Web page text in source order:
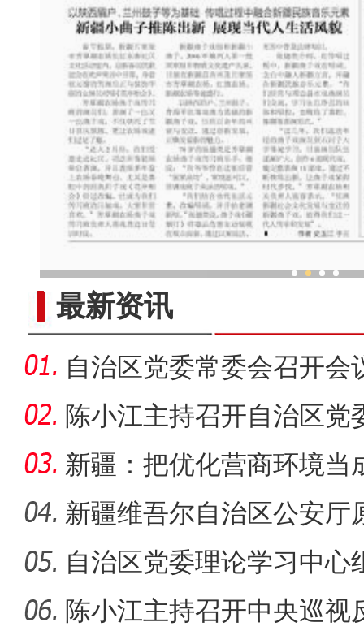
最新资讯
自治区党委常委会召开会
陈小江主持召开自治区党
小组会
新疆：把优化营商环境当
新疆维吾尔自治区公安厅
审查调
自治区党委理论学习中心
陈小江主持召开中央巡视